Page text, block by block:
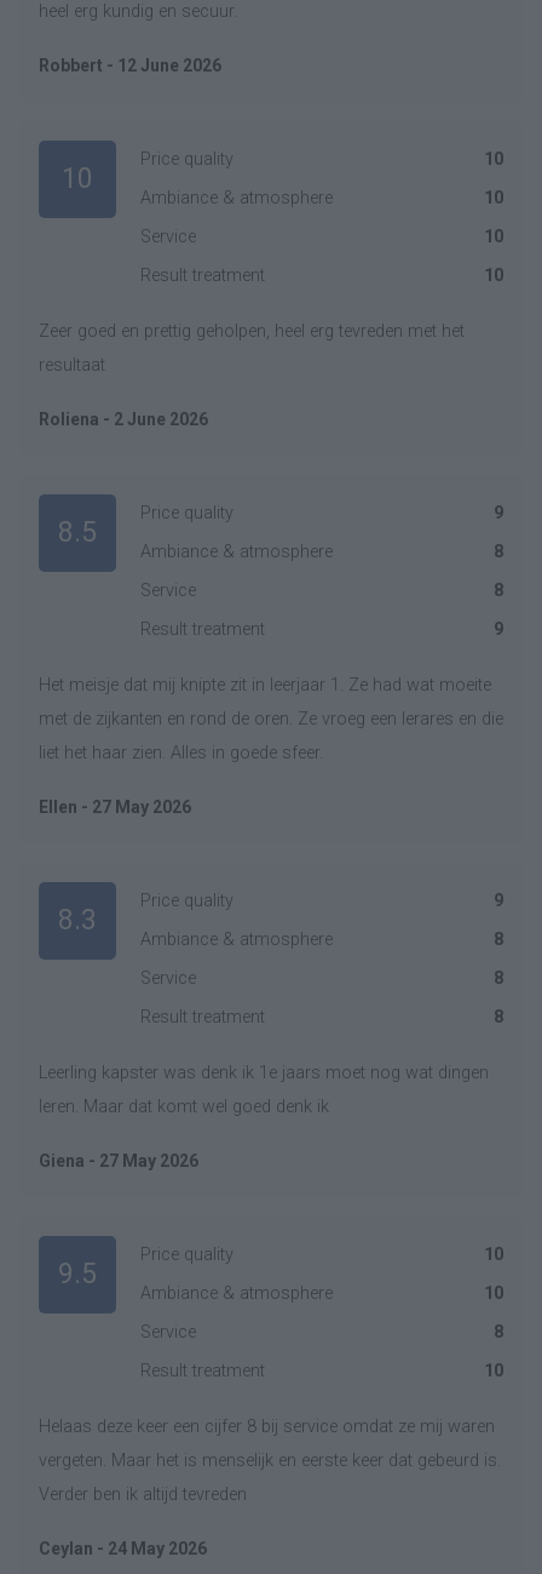
heel erg kundig en secuur.
Robbert - 12 June 2026
10
Price quality
10
Ambiance & atmosphere
10
Service
10
Result treatment
10
Zeer goed en prettig geholpen, heel erg tevreden met het
resultaat
Roliena - 2 June 2026
8.5
Price quality
9
Ambiance & atmosphere
8
Service
8
Result treatment
9
Het meisje dat mij knipte zit in leerjaar 1. Ze had wat moeite
met de zijkanten en rond de oren. Ze vroeg een lerares en die
liet het haar zien. Alles in goede sfeer.
Ellen - 27 May 2026
8.3
Price quality
9
Ambiance & atmosphere
8
Service
8
Result treatment
8
Leerling kapster was denk ik 1e jaars moet nog wat dingen
leren. Maar dat komt wel goed denk ik
Giena - 27 May 2026
9.5
Price quality
10
Ambiance & atmosphere
10
Service
8
Result treatment
10
Helaas deze keer een cijfer 8 bij service omdat ze mij waren
vergeten. Maar het is menselijk en eerste keer dat gebeurd is.
Verder ben ik altijd tevreden
Ceylan - 24 May 2026